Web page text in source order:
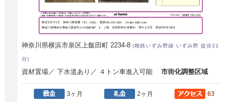
神奈川県横浜市泉区上飯田町 2234-8(相鉄いずみ野線 いずみ野 徒歩21
分)
資材置場／ 下水道あり／ ４トン車進入可能市街化調整区域
3ヶ月 2ヶ月 63